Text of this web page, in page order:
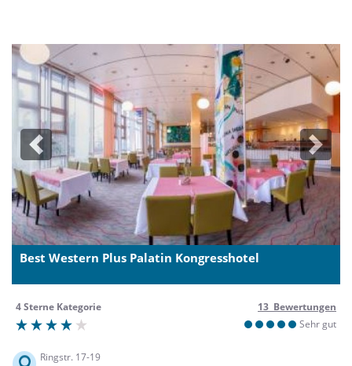
Previous Next
Best Western Plus Palatin Kongresshotel
4 Sterne Kategorie
13 Bewertungen
Sehr gut
Ringstr. 17-19